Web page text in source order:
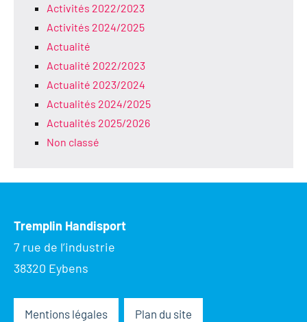
Activités 2022/2023
Activités 2024/2025
Actualité
Actualité 2022/2023
Actualité 2023/2024
Actualités 2024/2025
Actualités 2025/2026
Non classé
Tremplin Handisport
7 rue de l’industrie
38320 Eybens
Mentions légales Plan du site